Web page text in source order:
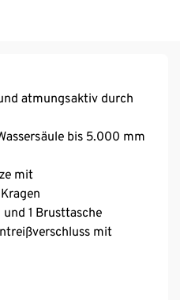
atmungsaktiv durch
bis 5.000 mm
mit
1 Brusttasche
mit
mit